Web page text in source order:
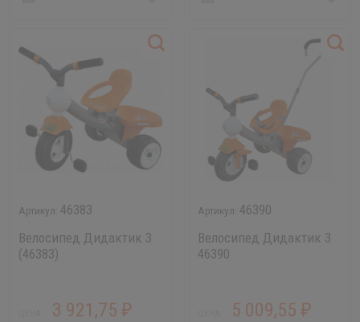
46383
Велосипед Дидактик 3
(46383)
3 921,75 ₽
46390
Велосипед Дидактик 3
46390
5 009,55 ₽